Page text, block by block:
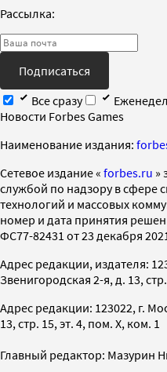
Рассылка:
Подписаться
Все сразу
Новости Forbes Games
Наименование издания:
Cетевое издание « forbes.ru »
службой по надзору в сфере
технологий и массовых
номер и дата принятия
ФС77-82431 от 23 декабря
Адрес редакции, издателя:
Звенигородская 2-я, д. 13,
Адрес редакции: 123022, г.
13, стр. 15, эт. 4, пом. X, ком. 1
Главный редактор: Мазурин